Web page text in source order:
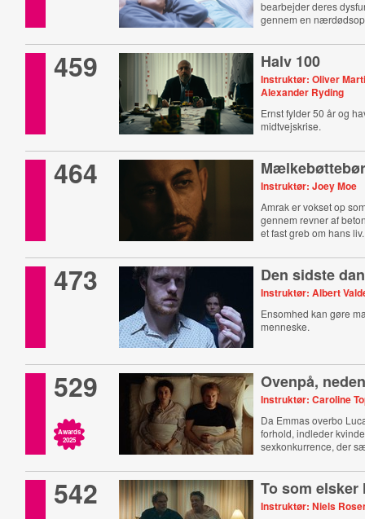
bearbejder deres
gennem en
459 Halv 100
Instruktør: Oliver
Alexander Ryding
Ernst fylder 50 år og
midtvejskrise.
464 Instruktør: Joey Moe
Amrak er vokset op
gennem revner af
et fast greb om hans liv.
473 Den sidste
Instruktør: Albert
Ensomhed kan gøre
menneske.
529
Awards
2025
Ovenpå,
Instruktør: Caroline
Da Emmas overbo
forhold, indleder
sexkonkurrence, der
542 To som elsker
Instruktør: Niels